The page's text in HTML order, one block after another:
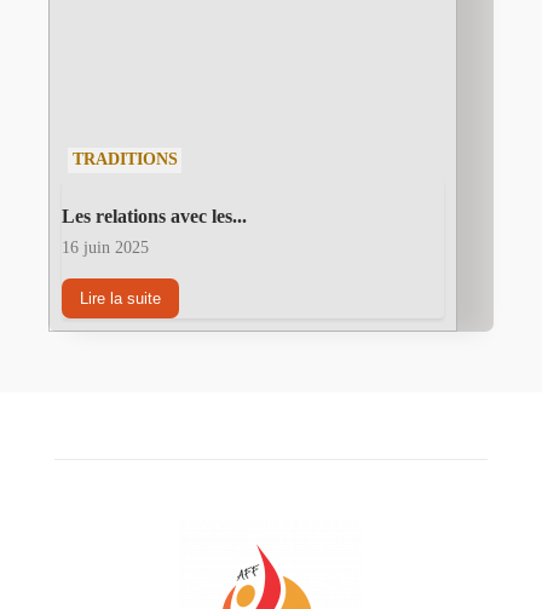
TRADITIONS
Les relations avec les...
16 juin 2025
Lire la suite